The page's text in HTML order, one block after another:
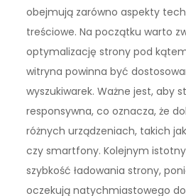
obejmują zarówno aspekty
treściowe. Na początku warto
optymalizację strony pod
witryna powinna być
wyszukiwarek. Ważne jest, aby
responsywna, co oznacza, że
różnych urządzeniach, takich
czy smartfony. Kolejnym
szybkość ładowania strony,
oczekują natychmiastowego